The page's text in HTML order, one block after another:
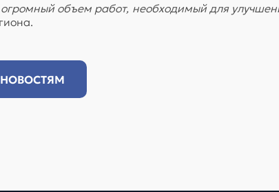
объем работ, необходимый для